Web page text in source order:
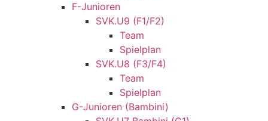
F-Junioren
SVK.U9 (F1/F2)
Team
Spielplan
SVK.U8 (F3/F4)
Team
Spielplan
G-Junioren (Bambini)